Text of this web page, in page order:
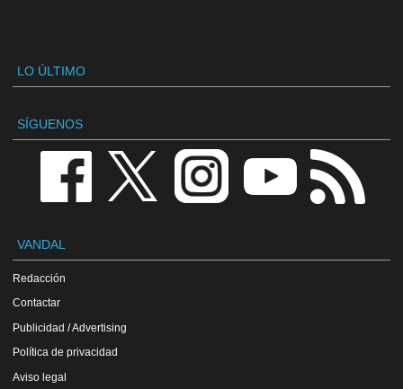
LO ÚLTIMO
SÍGUENOS
VANDAL
Redacción
Contactar
Publicidad / Advertising
Política de privacidad
Aviso legal